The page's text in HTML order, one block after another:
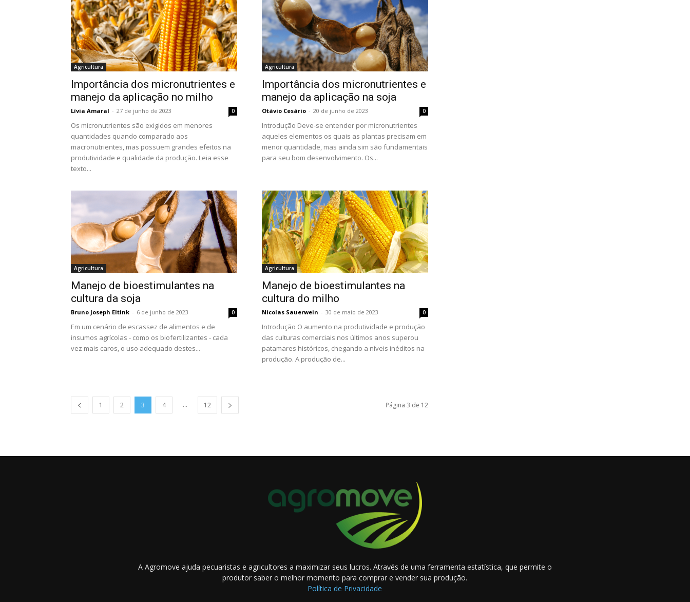
Agricultura
Importância dos micronutrientes e
manejo da aplicação no milho
Lívia Amaral - 27 de junho de 2023 0
Os micronutrientes são exigidos em menores
quantidades quando comparado aos
macronutrientes, mas possuem grandes efeitos na
produtividade e qualidade da produção. Leia esse
texto...
Agricultura
Importância dos micronutrientes e
manejo da aplicação na soja
Otávio Cesário - 20 de junho de 2023 0
Introdução Deve-se entender por micronutrientes
aqueles elementos os quais as plantas precisam em
menor quantidade, mas ainda sim são fundamentais
para seu bom desenvolvimento. Os...
Agricultura
Manejo de bioestimulantes na
cultura da soja
Bruno Joseph Eltink - 6 de junho de 2023 0
Em um cenário de escassez de alimentos e de
insumos agrícolas - como os biofertilizantes - cada
vez mais caros, o uso adequado destes...
Agricultura
Manejo de bioestimulantes na
cultura do milho
Nicolas Sauerwein - 30 de maio de 2023 0
Introdução O aumento na produtividade e produção
das culturas comerciais nos últimos anos superou
patamares históricos, chegando a níveis inéditos na
produção. A produção de...
1 2 3 4 ... 12 Página 3 de 12
A Agromove ajuda pecuaristas e agricultores a maximizar seus lucros. Através de uma ferramenta estatística, que permite o
produtor saber o melhor momento para comprar e vender sua produção.
Política de Privacidade